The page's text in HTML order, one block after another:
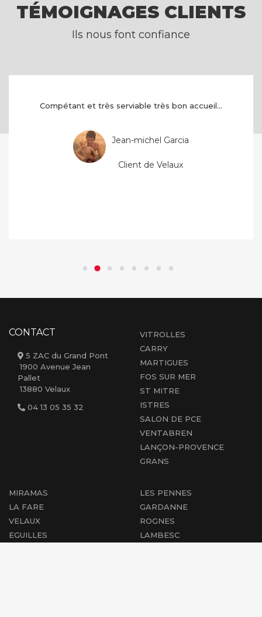
TÉMOIGNAGES CLIENTS
Ils nous font confiance
Compétant et très serviable très bon accueil...
Jean-michel Garcia
Client de Velaux
CONTACT
5 ZAC du Grand Pont
1900 Avenue Jean
Pallet
13880 Velaux
04 13 05 35 32
VITROLLES
CARRY
MARTIGUES
FOS SUR MER
ST MITRE
ISTRES
SALON DE PCE
VENTABREN
LANÇON-PROVENCE
GRANS
MIRAMAS
LA FARE
VELAUX
EGUILLES
LES PENNES
GARDANNE
ROGNES
LAMBESC